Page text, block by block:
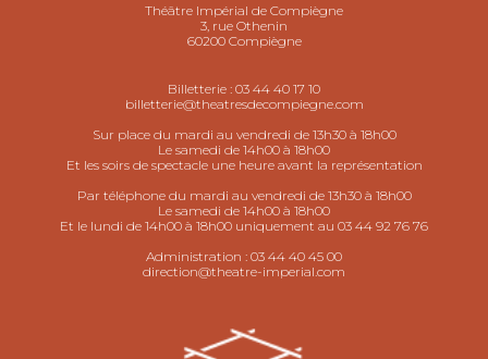
Théâtre Impérial de Compiègne
3, rue Othenin
60200 Compiègne
Billetterie : 03 44 40 17 10
billetterie@theatresdecompiegne.com
Sur place du mardi au vendredi de 13h30 à 18h00
Le samedi de 14h00 à 18h00
Et les soirs de spectacle une heure avant la représentation
Par téléphone du mardi au vendredi de 13h30 à 18h00
Le samedi de 14h00 à 18h00
Et le lundi de 14h00 à 18h00 uniquement au 03 44 92 76 76
Administration : 03 44 40 45 00
direction@theatre-imperial.com